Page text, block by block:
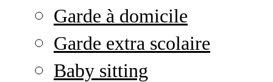
Garde à domicile
Garde extra scolaire
Baby sitting